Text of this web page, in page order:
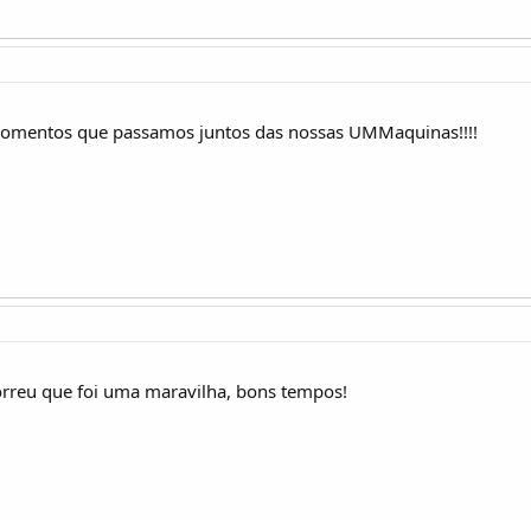
que passamos juntos das nossas UMMaquinas!!!!
que foi uma maravilha, bons tempos!